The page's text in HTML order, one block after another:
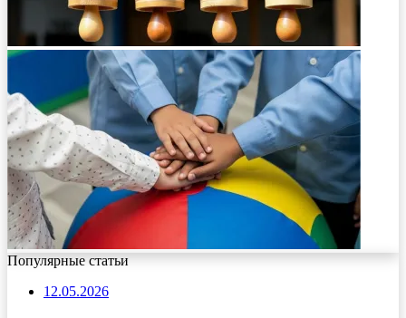
Популярные статьи
12.05.2026